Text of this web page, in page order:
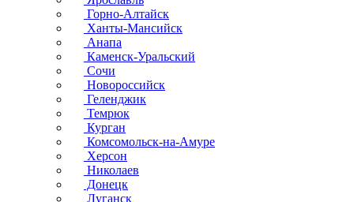
Горно-Алтайск
Ханты-Мансийск
Анапа
Каменск-Уральский
Сочи
Новороссийск
Геленджик
Темрюк
Курган
Комсомольск-на-Амуре
Херсон
Николаев
Донецк
Луганск